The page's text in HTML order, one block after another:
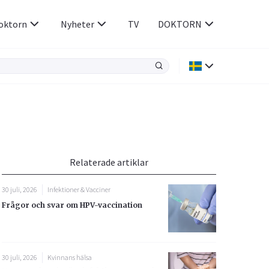
Rökavvänjning
Rörelseapparaten
Sex & Samliv
Sömn & Stress
Nyheter TV DOKTORN
Relaterade artiklar
30 juli, 2026
Infektioner & Vacciner
Frågor och svar om HPV-vaccination
30 juli, 2026
Kvinnans hälsa